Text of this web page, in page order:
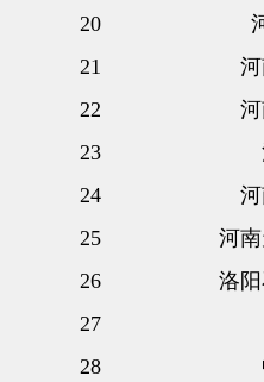
20
21
22
23
24
25
河
26
洛
27
28